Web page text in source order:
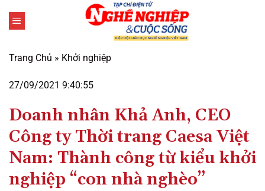
qua
dung
Trang Chủ » Khởi nghiệp
27/09/2021 9:40:55
Doanh nhân Khả Anh, CEO
Công ty Thời trang Caesa Việt
Nam: Thành công từ kiểu khởi
nghiệp “con nhà nghèo”